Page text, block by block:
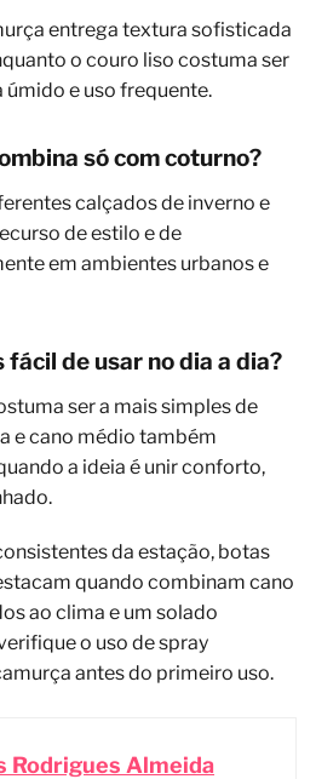
entrega textura sofisticada
o couro liso costuma ser
e uso frequente.
só com coturno?
calçados de inverno e
de estilo e de
em ambientes urbanos e
fácil de usar no dia a dia?
ser a mais simples de
e cano médio também
a ideia é unir conforto,
da estação, botas
quando combinam cano
ao clima e um solado
o uso de spray
antes do primeiro uso.
Rodrigues Almeida